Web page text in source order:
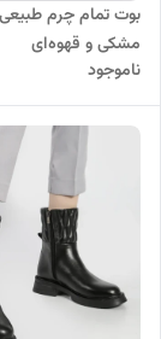
مشکی و قهوه‌ای
ناموجود